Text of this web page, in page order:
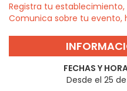
Registra tu
Comunica sobre tu evento,
FECHAS Y
Desde el 25